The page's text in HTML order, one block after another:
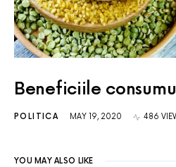
Beneficiile
POLITICA MAY 19, 2020 486
YOU MAY ALSO LIKE